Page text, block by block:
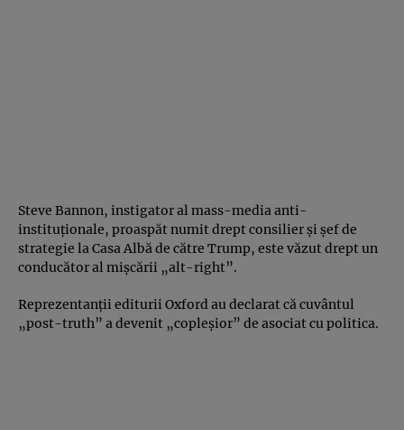
Steve Bannon, instigator al mass-media anti-
instituţionale, proaspăt numit drept consilier şi şef de
strategie la Casa Albă de către Trump, este văzut drept un
conducător al mişcării „alt-right”.
Reprezentanţii editurii Oxford au declarat că cuvântul
„post-truth” a devenit „copleşior” de asociat cu politica.